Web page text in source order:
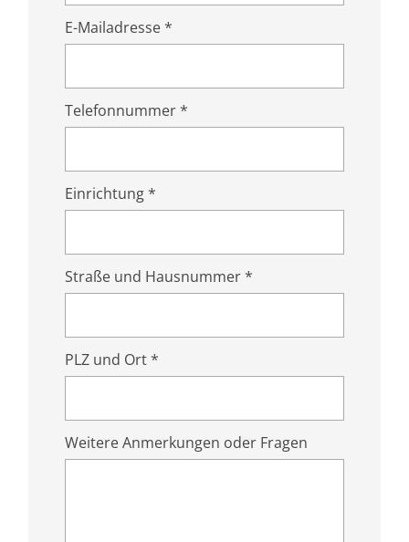
E-Mailadresse *
Telefonnummer *
Einrichtung *
Straße und Hausnummer *
PLZ und Ort *
Weitere Anmerkungen oder Fragen